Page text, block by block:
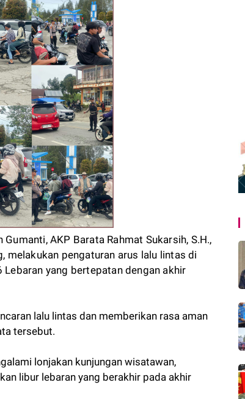
AKP Barata Rahmat Sukarsih, S.H.,
melakukan pengaturan arus lalu lintas di
yang bertepatan dengan akhir
lalu lintas dan memberikan rasa aman
tersebut.
lonjakan kunjungan wisatawan,
libur lebaran yang berakhir pada akhir